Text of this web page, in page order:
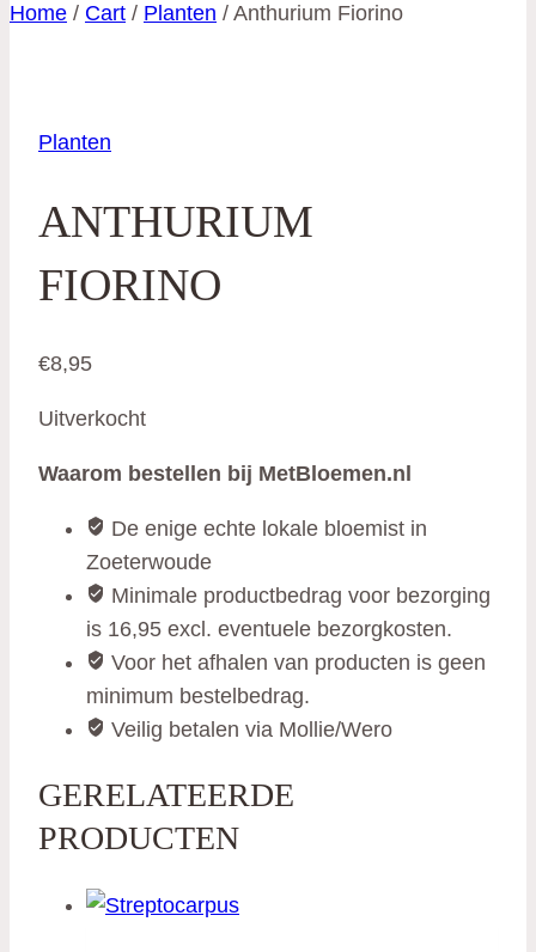
Home / Cart / Planten / Anthurium Fiorino
Planten
ANTHURIUM
FIORINO
€8,95
Uitverkocht
Waarom bestellen bij MetBloemen.nl
De enige echte lokale bloemist in
Zoeterwoude
Minimale productbedrag voor bezorging
is 16,95 excl. eventuele bezorgkosten.
Voor het afhalen van producten is geen
minimum bestelbedrag.
Veilig betalen via Mollie/Wero
GERELATEERDE
PRODUCTEN